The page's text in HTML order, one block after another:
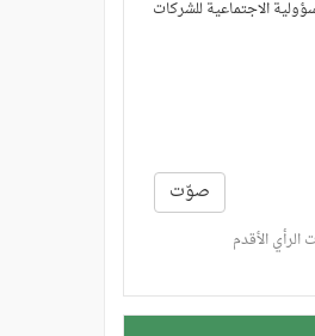
الاجتماعية للشركات
صوّت
الأقدم